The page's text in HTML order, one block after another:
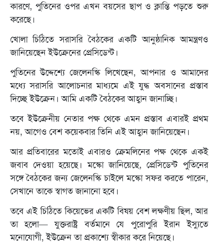
কারণে, পুতিনের ওপর এখন বয়সের ছাপ ও ক্লান্তি পড়তে শুরু
করেছে।
খোলা চিঠিতে সরাসরি বৈঠকের একটি আনুষ্ঠানিক আমন্ত্রণও
জানিয়েছেন ইউক্রেনের প্রেসিডেন্ট।
পুতিনের উদ্দেশ্যে জেলেনস্কি লিখেছেন, আপনার ও আমাদের
মধ্যে সরাসরি আলোচনার মাধ্যমে এই যুদ্ধ অবসানের প্রস্তাব
দিচ্ছে ইউক্রেন। আমি একটি বৈঠকের আহ্বান জানাচ্ছি।
তবে ইউক্রেনীয় নেতার পক্ষ থেকে এমন প্রস্তাব এবারই প্রথম
নয়, আগেও বেশ কয়েকবার তিনি এই আহ্বান জানিয়েছেন।
আর প্রতিবারের মতোই এবারও ক্রেমলিনের পক্ষ থেকে একই
জবাব দেওয়া হয়েছে। মস্কো জানিয়েছে, প্রেসিডেন্ট পুতিনের
সঙ্গে বৈঠকের জন্য জেলেনস্কি চাইলে মস্কো সফর করতে পারেন,
সেখানে তাকে স্বাগত জানানো হবে।
তবে এই চিঠিতে কিয়েভের একটি বিষয় বেশ লক্ষণীয় ছিল, আর
তা হলো— যুক্তরাষ্ট্র বর্তমানে যে পুরোপুরি ইরান ইস্যুতে
মনোযোগী, ইউক্রেন তা প্রকাশ্যে স্বীকার করে নিয়েছে।